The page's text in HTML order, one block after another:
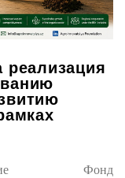
реализация
Фонд